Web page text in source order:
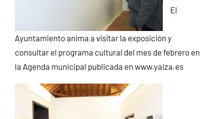
El
Ayuntamiento anima a visitar la exposición y
consultar el programa cultural del mes de febrero en
la Agenda municipal publicada en www.yaiza.es